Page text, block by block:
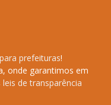
prefeituras!
onde garantimos em
leis de transparência